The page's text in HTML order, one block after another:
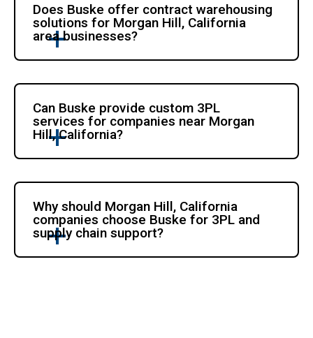
Does Buske offer contract warehousing
solutions for Morgan Hill, California
area businesses?
Can Buske provide custom 3PL
services for companies near Morgan
Hill, California?
Why should Morgan Hill, California
companies choose Buske for 3PL and
supply chain support?